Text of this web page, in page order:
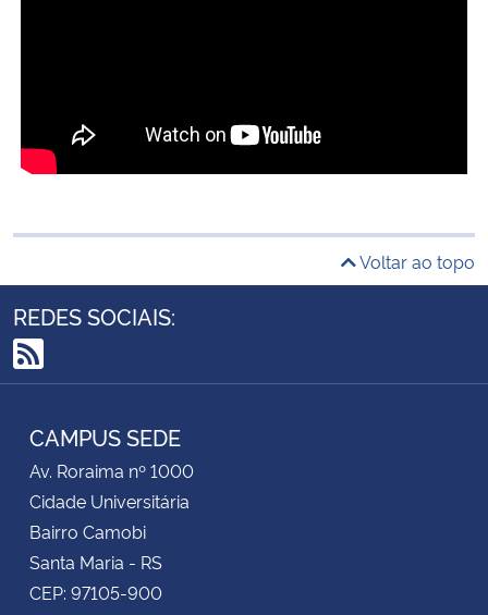
Voltar ao topo
REDES SOCIAIS:
RSS
CAMPUS SEDE
Av. Roraima nº 1000
Cidade Universitária
Bairro Camobi
Santa Maria - RS
CEP: 97105-900